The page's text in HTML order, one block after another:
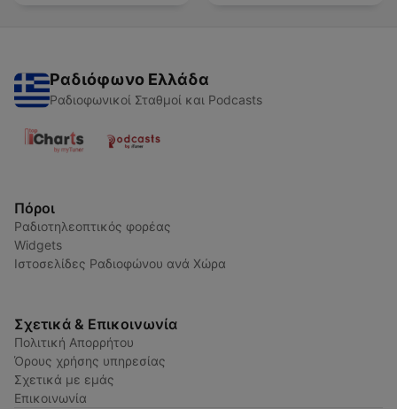
Ραδιόφωνο Ελλάδα
Ραδιοφωνικοί Σταθμοί και Podcasts
Πόροι
Ραδιοτηλεοπτικός φορέας
Widgets
Ιστοσελίδες Ραδιοφώνου ανά Χώρα
Σχετικά & Επικοινωνία
Πολιτική Απορρήτου
Όρους χρήσης υπηρεσίας
Σχετικά με εμάς
Επικοινωνία